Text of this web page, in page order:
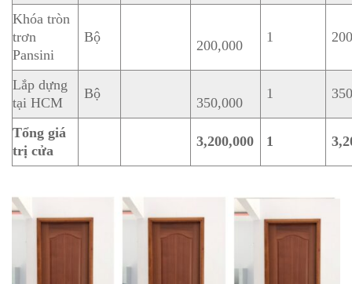
Khóa tròn
trơn
Pansini
Bộ
200,000
1
Lắp dựng
tại HCM
Bộ
350,000
1
Tổng giá
trị cửa
3,200,000 1